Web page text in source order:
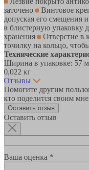
заточено
Винтовое
допуская его смещения
в блистерную упаковку
хранения
Отверстие в
точилку на кольцо,
Технические
Ширина в упаковке: 57
0,022 кг
Отзывы
Помогите другим
кто поделится своим
Оставить отзыв
Оставить отзыв
Ваша оценка *